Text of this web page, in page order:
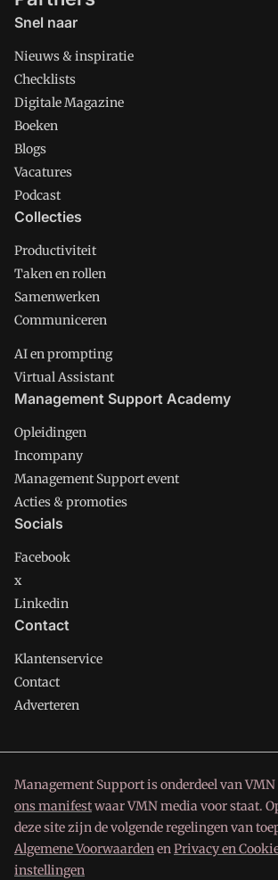
Snel naar
Nieuws & inspiratie
Checklists
Digitale Magazine
Boeken
Blogs
Vacatures
Podcast
Collecties
Productiviteit
Taken en rollen
Samenwerken
Communiceren
AI en prompting
Virtual Assistant
Management Support Academy
Opleidingen
Incompany
Management Support event
Acties & promoties
Socials
Facebook
x
Linkedin
Contact
Klantenservice
Contact
Adverteren
Management Support is onderdeel van
ons manifestwaar VMN media voor staat.
deze site zijn de volgende regelingen van
Algemene VoorwaardenenPrivacy en
instellingen